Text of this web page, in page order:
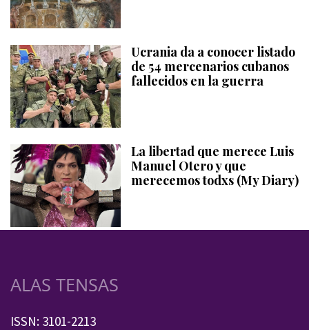
Ucrania da a conocer listado
de 54 mercenarios cubanos
fallecidos en la guerra
La libertad que merece Luis
Manuel Otero y que
merecemos todxs (My Diary)
ALAS TENSAS
ISSN: 3101-2213